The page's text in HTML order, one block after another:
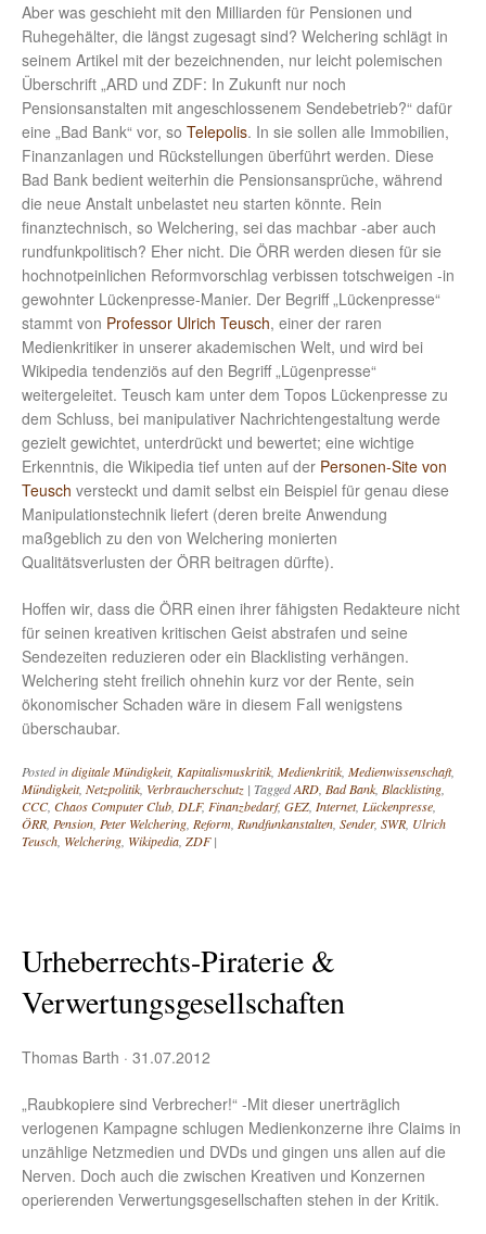
Aber was geschieht mit den Milliarden für Pensionen und
Ruhegehälter, die längst zugesagt sind? Welchering schlägt in
seinem Artikel mit der bezeichnenden, nur leicht polemischen
Überschrift „ARD und ZDF: In Zukunft nur noch
Pensionsanstalten mit angeschlossenem Sendebetrieb?“ dafür
eine „Bad Bank“ vor, so Telepolis. In sie sollen alle Immobilien,
Finanzanlagen und Rückstellungen überführt werden. Diese
Bad Bank bedient weiterhin die Pensionsansprüche, während
die neue Anstalt unbelastet neu starten könnte. Rein
finanztechnisch, so Welchering, sei das machbar -aber auch
rundfunkpolitisch? Eher nicht. Die ÖRR werden diesen für sie
hochnotpeinlichen Reformvorschlag verbissen totschweigen -in
gewohnter Lückenpresse-Manier. Der Begriff „Lückenpresse“
stammt von Professor Ulrich Teusch, einer der raren
Medienkritiker in unserer akademischen Welt, und wird bei
Wikipedia tendenziös auf den Begriff „Lügenpresse“
weitergeleitet. Teusch kam unter dem Topos Lückenpresse zu
dem Schluss, bei manipulativer Nachrichtengestaltung werde
gezielt gewichtet, unterdrückt und bewertet; eine wichtige
Erkenntnis, die Wikipedia tief unten auf der Personen-Site von
Teusch versteckt und damit selbst ein Beispiel für genau diese
Manipulationstechnik liefert (deren breite Anwendung
maßgeblich zu den von Welchering monierten
Qualitätsverlusten der ÖRR beitragen dürfte).
Hoffen wir, dass die ÖRR einen ihrer fähigsten Redakteure nicht
für seinen kreativen kritischen Geist abstrafen und seine
Sendezeiten reduzieren oder ein Blacklisting verhängen.
Welchering steht freilich ohnehin kurz vor der Rente, sein
ökonomischer Schaden wäre in diesem Fall wenigstens
überschaubar.
Posted indigitale Mündigkeit, Kapitalismuskritik, Medienkritik, Medienwissenschaft,
Mündigkeit, Netzpolitik, Verbraucherschutz | TaggedARD, Bad Bank, Blacklisting,
CCC, Chaos Computer Club, DLF, Finanzbedarf, GEZ, Internet, Lückenpresse,
ÖRR, Pension, Peter Welchering, Reform, Rundfunkanstalten, Sender, SWR, Ulrich
Teusch, Welchering, Wikipedia, ZDF |
Urheberrechts-Piraterie &
Verwertungsgesellschaften
Thomas Barth · 31.07.2012
„Raubkopiere sind Verbrecher!“ -Mit dieser unerträglich
verlogenen Kampagne schlugen Medienkonzerne ihre Claims in
unzählige Netzmedien und DVDs und gingen uns allen auf die
Nerven. Doch auch die zwischen Kreativen und Konzernen
operierenden Verwertungsgesellschaften stehen in der Kritik.